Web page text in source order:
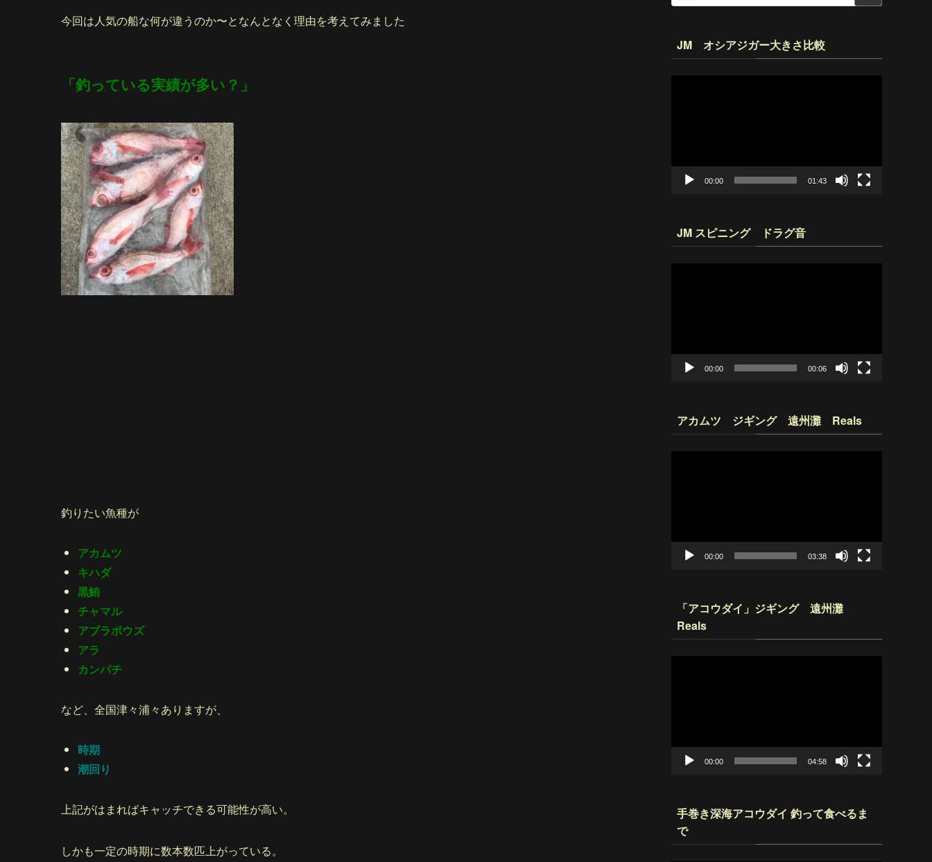
今回は人気の船な何が違うのか〜となんとなく理由を考えてみました
「釣っている実績が多い？」
釣りたい魚種が
アカムツ
キハダ
黒鮪
チャマル
アブラボウズ
アラ
カンパチ
など、全国津々浦々ありますが、
時期
潮回り
上記がはまればキャッチできる可能性が高い。
しかも一定の時期に数本数匹上がっている。
JM オシアジガー大きさ比較
00:00 01:43
JM スピニング ドラグ音
00:00 00:06
アカムツ ジギング 遠州灘 Reals
00:00 03:38
「アコウダイ」ジギング 遠州灘
Reals
00:00 04:58
手巻き深海アコウダイ 釣って食べるま
で